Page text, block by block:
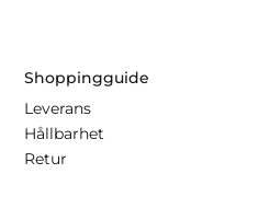
Shoppingguide
Leverans
Hållbarhet
Retur